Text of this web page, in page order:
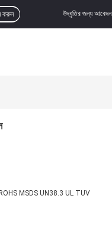
উদ্ধৃতির জন্য আবেদন
করুন
MSDS UN38.3 UL TUV